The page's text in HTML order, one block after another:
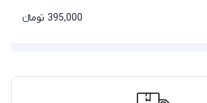
395,000 تومانء